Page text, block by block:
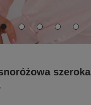
szeroka